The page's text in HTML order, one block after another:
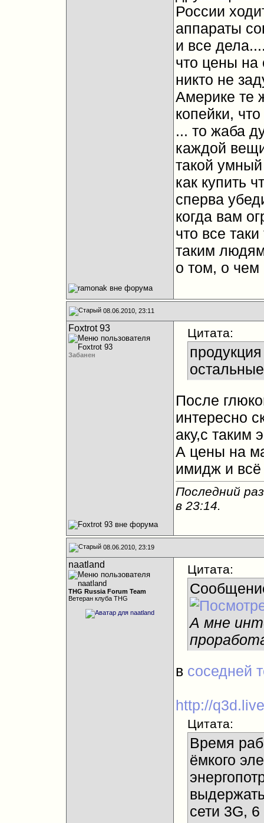
России
аппараты
и все
что цены на
никто не
Америке те
копейки,
... то жаба
каждой
такой
как купить
сперва
когда вам
что все
таким
о том, о
08.06.2010, 23:11
Foxtrot 93
Забанен
Цитата:
После
интересно
аку,с таким
А цены на
имидж и всё
Последний
в 23:14.
08.06.2010, 23:19
naatland
THG Russia Forum Team
Ветеран клуба THG
Цитата:
А мне
в соседней
http://
Цитата:
Время
ёмкого
сети 3G,